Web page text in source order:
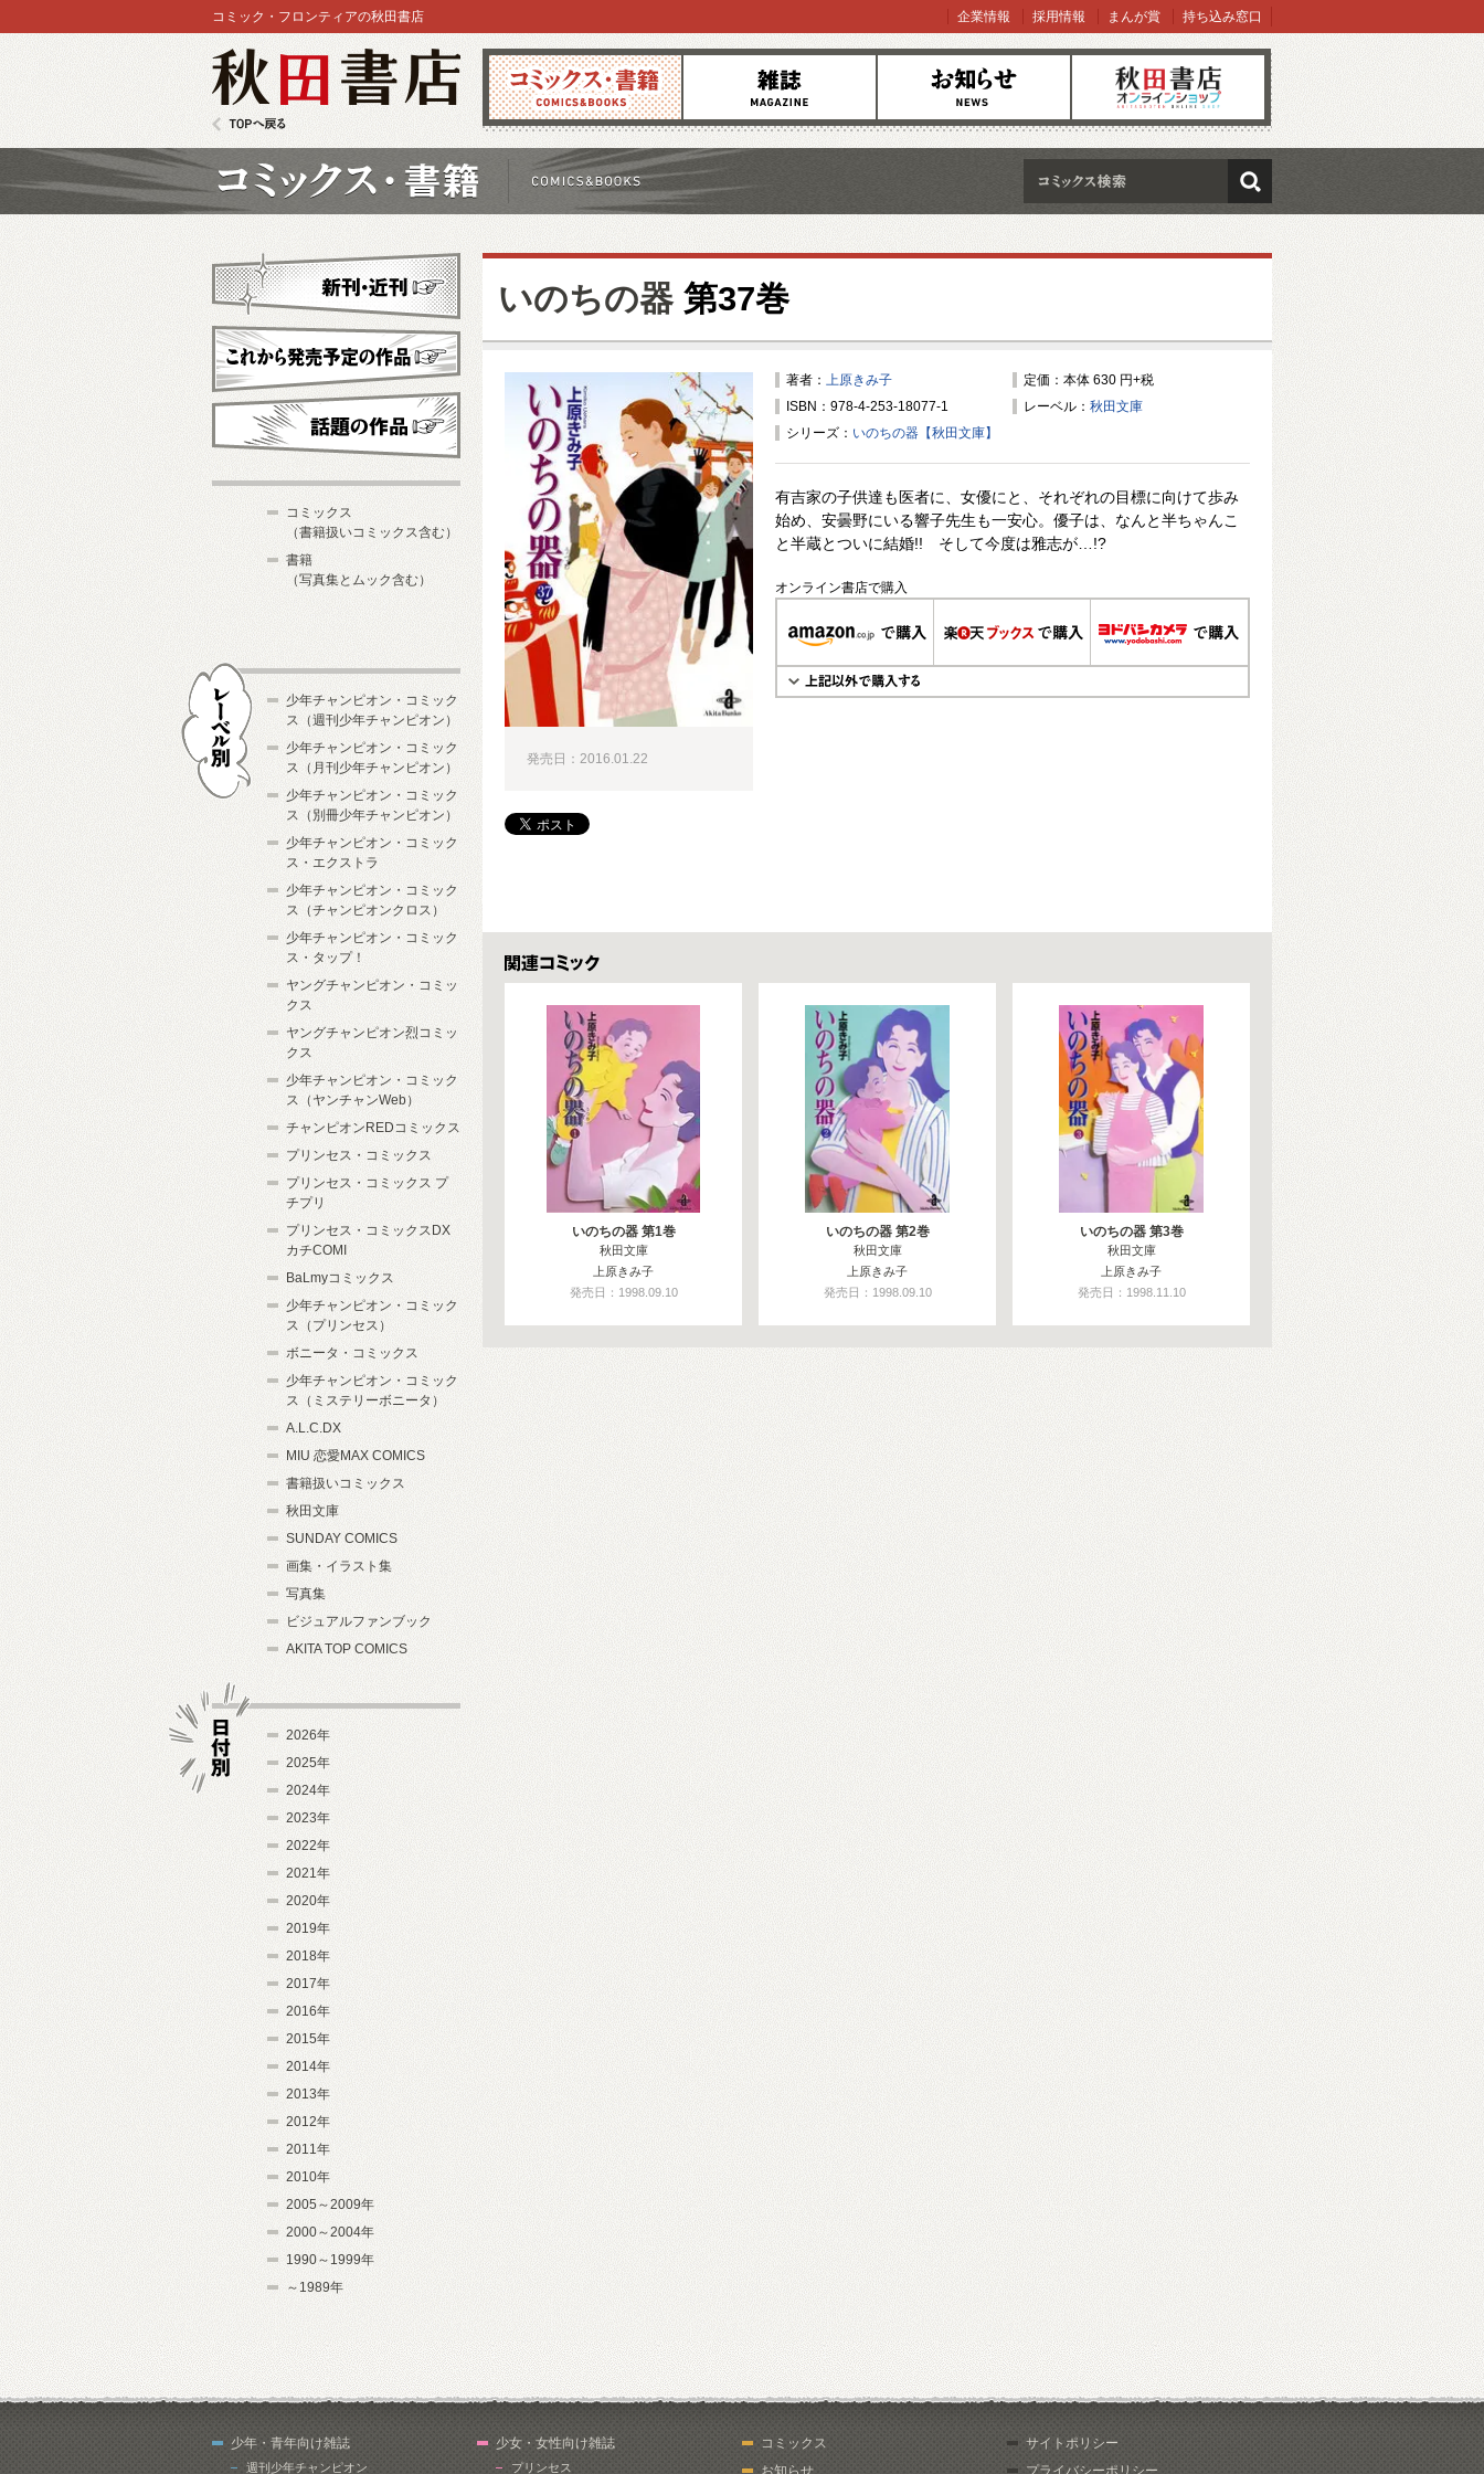
コミックス 雑誌 お知らせ オンラインショップ
コミック・フロンティアの秋田書店 企業情報 採用情報 まんが賞 持ち込み窓口
検索
いのちの器第37巻
著者： 上原きみ子
定価：本体 630 円+税
ISBN：978-4-253-18077-1
レーベル： 秋田文庫
シリーズ： いのちの器【秋田文庫】
有吉家の子供達も医者に、女優にと、それぞれの目標に向けて歩み
始め、安曇野にいる響子先生も一安心。優子は、なんと半ちゃんこ
と半蔵とついに結婚!! そして今度は雅志が…!?
オンライン書店で購入
発売日：2016.01.22
関連コミックス
いのちの器 第1巻
秋田文庫
上原きみ子
発売日：1998.09.10
いのちの器 第2巻
秋田文庫
上原きみ子
発売日：1998.09.10
いのちの器 第3巻
秋田文庫
上原きみ子
発売日：1998.11.10
新刊・近刊
これから発売予定
コミックス
（書籍扱いコミックス含む）
書籍
（写真集とムック含む）
少年チャンピオン・コミック
ス（週刊少年チャンピオン）
少年チャンピオン・コミック
ス（月刊少年チャンピオン）
少年チャンピオン・コミック
ス（別冊少年チャンピオン）
少年チャンピオン・コミック
ス・エクストラ
少年チャンピオン・コミック
ス（チャンピオンクロス）
少年チャンピオン・コミック
ス・タップ！
ヤングチャンピオン・コミッ
クス
ヤングチャンピオン烈コミッ
クス
少年チャンピオン・コミック
ス（ヤンチャンWeb）
チャンピオンREDコミックス
プリンセス・コミックス
プリンセス・コミックス プ
チプリ
プリンセス・コミックスDX
カチCOMI
BaLmyコミックス
少年チャンピオン・コミック
ス（プリンセス）
ボニータ・コミックス
少年チャンピオン・コミック
ス（ミステリーボニータ）
A.L.C.DX
MIU 恋愛MAX COMICS
書籍扱いコミックス
秋田文庫
SUNDAY COMICS
画集・イラスト集
写真集
ビジュアルファンブック
AKITA TOP COMICS
2026年
2025年
2024年
2023年
2022年
2021年
2020年
2019年
2018年
2017年
2016年
2015年
2014年
2013年
2012年
2011年
2010年
2005～2009年
2000～2004年
1990～1999年
～1989年
少年・青年向け雑誌
週刊少年チャンピオン
少女・女性向け雑誌
プリンセス
コミックス
お知らせ
サイトポリシー
プライバシーポリシー